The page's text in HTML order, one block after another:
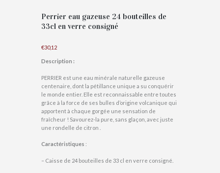
Perrier eau gazeuse 24 bouteilles de
33cl en verre consigné
€30,12
Description :
PERRIER est une eau minérale naturelle gazeuse
centenaire, dont la pétillance unique a su conquérir
le monde entier. Elle est reconnaissable entre toutes
grâce à la force de ses bulles d’origine volcanique qui
apportent à chaque gorgée une sensation de
fraîcheur ! Savourez-la pure, sans glaçon, avec juste
une rondelle de citron .
Caractéristiques :
– Caisse de 24 bouteilles de 33 cl en verre consigné.